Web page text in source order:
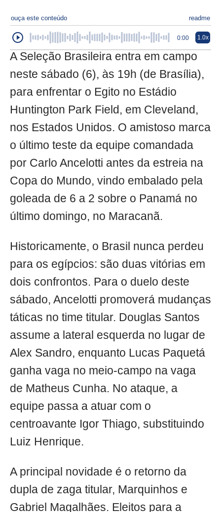
ouça este conteúdo readme
0:00 1.0x
A Seleção Brasileira entra em campo
neste sábado (6), às 19h (de Brasília),
para enfrentar o Egito no Estádio
Huntington Park Field, em Cleveland,
nos Estados Unidos. O amistoso marca
o último teste da equipe comandada
por Carlo Ancelotti antes da estreia na
Copa do Mundo, vindo embalado pela
goleada de 6 a 2 sobre o Panamá no
último domingo, no Maracanã.
Historicamente, o Brasil nunca perdeu
para os egípcios: são duas vitórias em
dois confrontos. Para o duelo deste
sábado, Ancelotti promoverá mudanças
táticas no time titular. Douglas Santos
assume a lateral esquerda no lugar de
Alex Sandro, enquanto Lucas Paquetá
ganha vaga no meio-campo na vaga
de Matheus Cunha. No ataque, a
equipe passa a atuar com o
centroavante Igor Thiago, substituindo
Luiz Henrique.
A principal novidade é o retorno da
dupla de zaga titular, Marquinhos e
Gabriel Magalhães. Eleitos para a